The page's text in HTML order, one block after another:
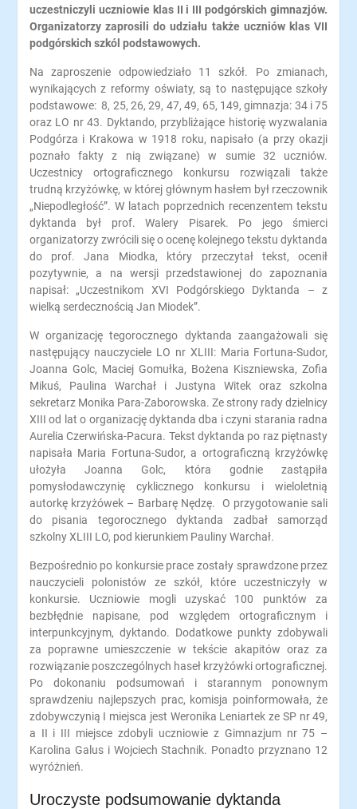
uczestniczyli uczniowie klas II i III podgórskich gimnazjów.
Organizatorzy zaprosili do udziału także uczniów klas VII
podgórskich szkól podstawowych.
Na zaproszenie odpowiedziało 11 szkół. Po zmianach,
wynikających z reformy oświaty, są to następujące szkoły
podstawowe: 8, 25, 26, 29, 47, 49, 65, 149, gimnazja: 34 i 75
oraz LO nr 43. Dyktando, przybliżające historię wyzwalania
Podgórza i Krakowa w 1918 roku, napisało (a przy okazji
poznało fakty z nią związane) w sumie 32 uczniów.
Uczestnicy ortograficznego konkursu rozwiązali także
trudną krzyżówkę, w której głównym hasłem był rzeczownik
„Niepodległość”. W latach poprzednich recenzentem tekstu
dyktanda był prof. Walery Pisarek. Po jego śmierci
organizatorzy zwrócili się o ocenę kolejnego tekstu dyktanda
do prof. Jana Miodka, który przeczytał tekst, ocenił
pozytywnie, a na wersji przedstawionej do zapoznania
napisał: „Uczestnikom XVI Podgórskiego Dyktanda – z
wielką serdecznością Jan Miodek”.
W organizację tegorocznego dyktanda zaangażowali się
następujący nauczyciele LO nr XLIII: Maria Fortuna-Sudor,
Joanna Golc, Maciej Gomułka, Bożena Kiszniewska, Zofia
Mikuś, Paulina Warchał i Justyna Witek oraz szkolna
sekretarz Monika Para-Zaborowska. Ze strony rady dzielnicy
XIII od lat o organizację dyktanda dba i czyni starania radna
Aurelia Czerwińska-Pacura. Tekst dyktanda po raz piętnasty
napisała Maria Fortuna-Sudor, a ortograficzną krzyżówkę
ułożyła Joanna Golc, która godnie zastąpiła
pomysłodawczynię cyklicznego konkursu i wieloletnią
autorkę krzyżówek – Barbarę Nędzę. O przygotowanie sali
do pisania tegorocznego dyktanda zadbał samorząd
szkolny XLIII LO, pod kierunkiem Pauliny Warchał.
Bezpośrednio po konkursie prace zostały sprawdzone przez
nauczycieli polonistów ze szkół, które uczestniczyły w
konkursie. Uczniowie mogli uzyskać 100 punktów za
bezbłędnie napisane, pod względem ortograficznym i
interpunkcyjnym, dyktando. Dodatkowe punkty zdobywali
za poprawne umieszczenie w tekście akapitów oraz za
rozwiązanie poszczególnych haseł krzyżówki ortograficznej.
Po dokonaniu podsumowań i starannym ponownym
sprawdzeniu najlepszych prac, komisja poinformowała, że
zdobywczynią I miejsca jest Weronika Leniartek ze SP nr 49,
a II i III miejsce zdobyli uczniowie z Gimnazjum nr 75 –
Karolina Galus i Wojciech Stachnik. Ponadto przyznano 12
wyróżnień.
Uroczyste podsumowanie dyktanda